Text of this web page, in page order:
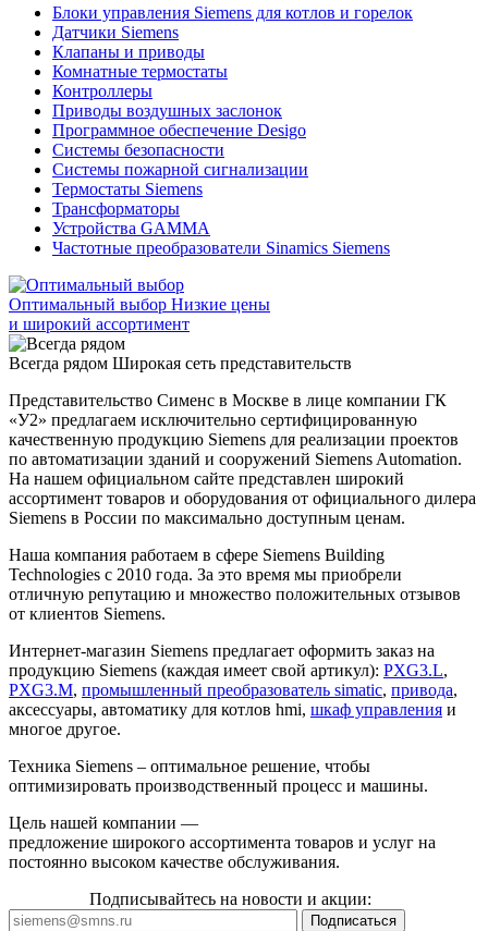
Блоки управления Siemens для котлов и горелок
Датчики Siemens
Клапаны и приводы
Комнатные термостаты
Контроллеры
Приводы воздушных заслонок
Программное обеспечение Desigo
Системы безопасности
Системы пожарной сигнализации
Термостаты Siemens
Трансформаторы
Устройства GAMMA
Частотные преобразователи Sinamics Siemens
Оптимальный выбор Низкие цены
и широкий ассортимент
Всегда рядом Широкая сеть представительств
Представительство Сименс в Москве в лице компании ГК
«У2» предлагаем исключительно сертифицированную
качественную продукцию Siemens для реализации проектов
по автоматизации зданий и сооружений Siemens Automation.
На нашем официальном сайте представлен широкий
ассортимент товаров и оборудования от официального дилера
Siemens в России по максимально доступным ценам.
Наша компания работаем в сфере Siemens Building
Technologies с 2010 года. За это время мы приобрели
отличную репутацию и множество положительных отзывов
от клиентов Siemens.
Интернет-магазин Siemens предлагает оформить заказ на
продукцию Siemens (каждая имеет свой артикул): PXG3.L,
PXG3.M, промышленный преобразователь simatic, привода,
аксессуары, автоматику для котлов hmi, шкаф управления и
многое другое.
Техника Siemens – оптимальное решение, чтобы
оптимизировать производственный процесс и машины.
Цель нашей компании —
предложение широкого ассортимента товаров и услуг на
постоянно высоком качестве обслуживания.
Подписывайтесь на новости и акции: